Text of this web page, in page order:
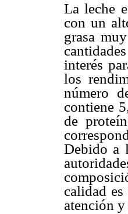
La leche
con un
grasa
interés
los
número
contiene
de
Debido a
calidad
atención